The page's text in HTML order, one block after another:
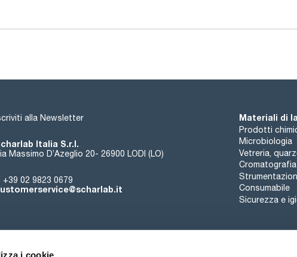
i cookie
alla Newsletter
Italia S.r.l.
Massimo D’Azeglio 20- 26900 LODI (LO)
+39 02 9823 0679
Materiali di
Prodotti
Microbiologia
Vetreria,
Cromatografia
Consumabile
Sicurezza e